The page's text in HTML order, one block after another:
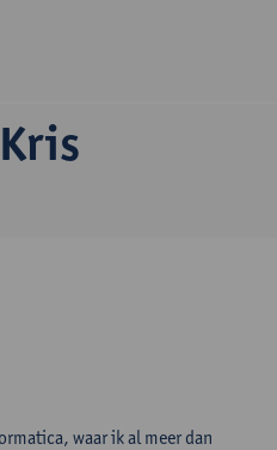
waar ik al meer dan